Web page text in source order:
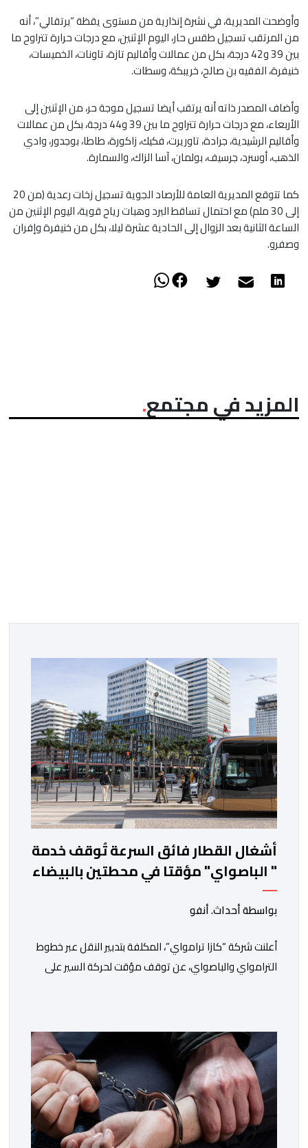
وأوضحت المديرية، في نشرة إنذارية من مستوى يقظة “برتقالي”، أنه
من المرتقب تسجيل طقس حار، اليوم الإثنين، مع درجات حرارة تتراوح ما
بين 39 و42 درجة، بكل من عمالات وأقاليم تازة، تاونات، الخميسات،
خنيفرة، الفقيه بن صالح، خريبكة، وسطات.
وأضاف المصدر ذاته أنه يرتقب أيضا تسجيل موجة حر، من الإثنين إلى
الأربعاء، مع درجات حرارة تتراوح ما بين 39 و44 درجة، بكل من عمالات
وأقاليم الرشيدية، جرادة، تاوريرت، فكيك، زاكورة، طاطا، بوجدور، وادي
الذهب، أوسرد، جرسيف، بولمان، آسا الزاك، والسمارة.
كما تتوقع المديرية العامة للأرصاد الجوية تسجيل زخات رعدية (من 20
إلى 30 ملم) مع احتمال تساقط البرد وهبات رياح قوية، اليوم الإثنين من
الساعة الثانية بعد الزوال إلى الحادية عشرة ليلا، بكل من خنيفرة وإفران
وصفرو.
المزيد في مجتمع
أشغال القطار فائق السرعة تُوقف خدمة
" الباصواي" مؤقتا في محطتين بالبيضاء
بواسطة أحداث. أنفو
أعلنت شركة “كازا ترامواي”، المكلفة بتدبير النقل عبر خطوط
الترامواي والباصواي، عن توقف مؤقت لحركة السير على
إشعار رسمي وجهته لمستعملي الخط، أن هذا التوقف
المؤقت يأتي في إطار الأشغال الخاصة بتهيئة مشروع الخط
الكبيير للقطار فائق […]